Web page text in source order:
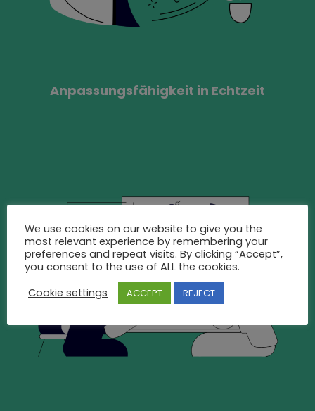
Anpassungsfähigkeit in Echtzeit
We use cookies on our website to give you the
most relevant experience by remembering your
preferences and repeat visits. By clicking “Accept”,
you consent to the use of ALL the cookies.
Cookie settings
ACCEPT REJECT